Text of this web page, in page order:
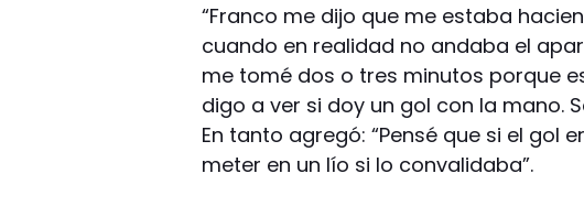
“Franco me dijo que me estaba
cuando en realidad no andaba el
me tomé dos o tres minutos porque
digo a ver si doy un gol con la mano.
En tanto agregó: “Pensé que si el gol
meter en un lío si lo convalidaba”.